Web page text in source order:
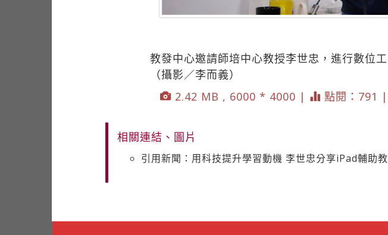
教發中心邀請師培中心教授李世忠，進行數位
（攝影／李而義）
2.42 MB , 6000 * 4000 |
點閱：791 |
相關連結、圖片
引用新聞：用科技提升學習動機 李世忠分享iPad輔助